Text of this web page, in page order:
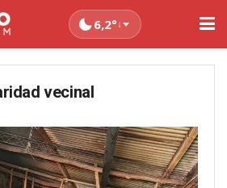
6,2°↓
vecinal